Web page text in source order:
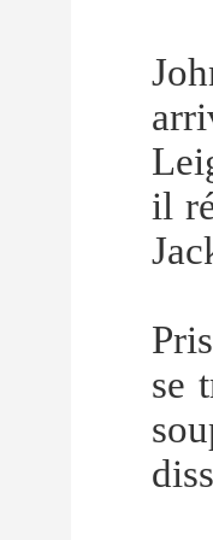
il
se